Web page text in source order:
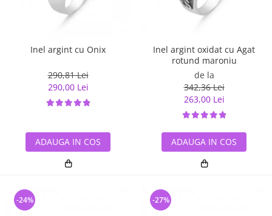
Inel argint cu Onix
290,81 Lei
290,00 Lei
ADAUGA IN COS
Inel argint oxidat cu Agat
rotund maroniu
de la
342,36 Lei
263,00 Lei
ADAUGA IN COS
-24% -27%